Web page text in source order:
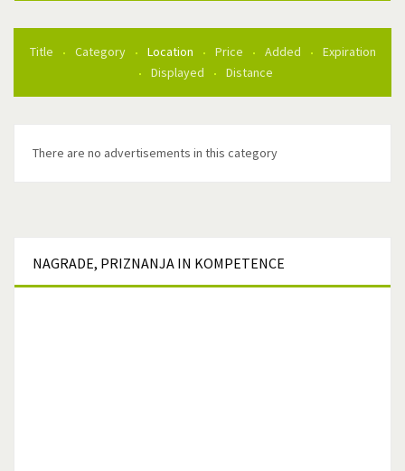
Title Category Location Price Added
Expiration
Displayed
Distance
There are no advertisements in this category
NAGRADE, PRIZNANJA IN KOMPETENCE